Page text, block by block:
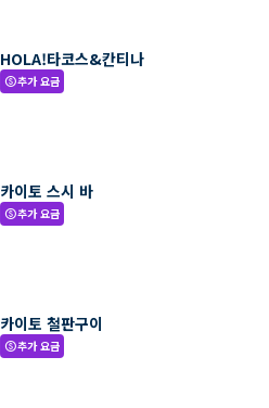
HOLA!타코스&칸티나
paid추가 요금
카이토 스시 바
paid추가 요금
카이토 철판구이
paid추가 요금